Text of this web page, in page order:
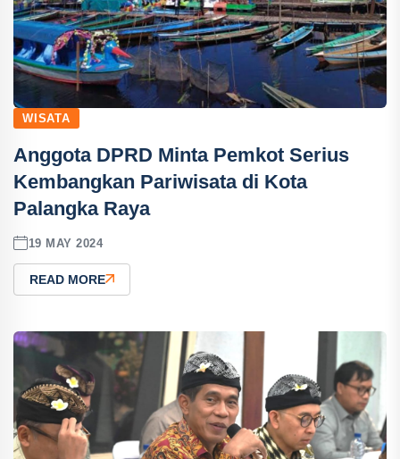
WISATA
Anggota DPRD Minta Pemkot Serius
Kembangkan Pariwisata di Kota
Palangka Raya
19 MAY 2024
READ MORE